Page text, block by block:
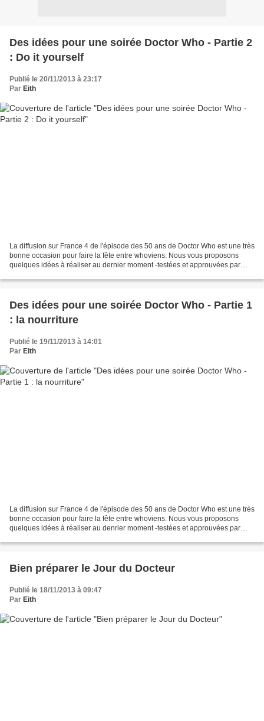
Des idées pour une soirée Doctor Who - Partie 2
: Do it yourself
Publié le 20/11/2013 à 23:17
Par Eith
La diffusion sur France 4 de l'épisode des 50 ans de Doctor Who est une très
bonne occasion pour faire la fête entre whoviens. Nous vous proposons
quelques idées à réaliser au dernier moment -testées et approuvées par
Des idées pour une soirée Doctor Who - Partie 1
: la nourriture
Publié le 19/11/2013 à 14:01
Par Eith
La diffusion sur France 4 de l'épisode des 50 ans de Doctor Who est une très
bonne occasion pour faire la fête entre whoviens. Nous vous proposons
quelques idées à réaliser au denrier moment -testées et approuvées par
Bien préparer le Jour du Docteur
Publié le 18/11/2013 à 09:47
Par Eith